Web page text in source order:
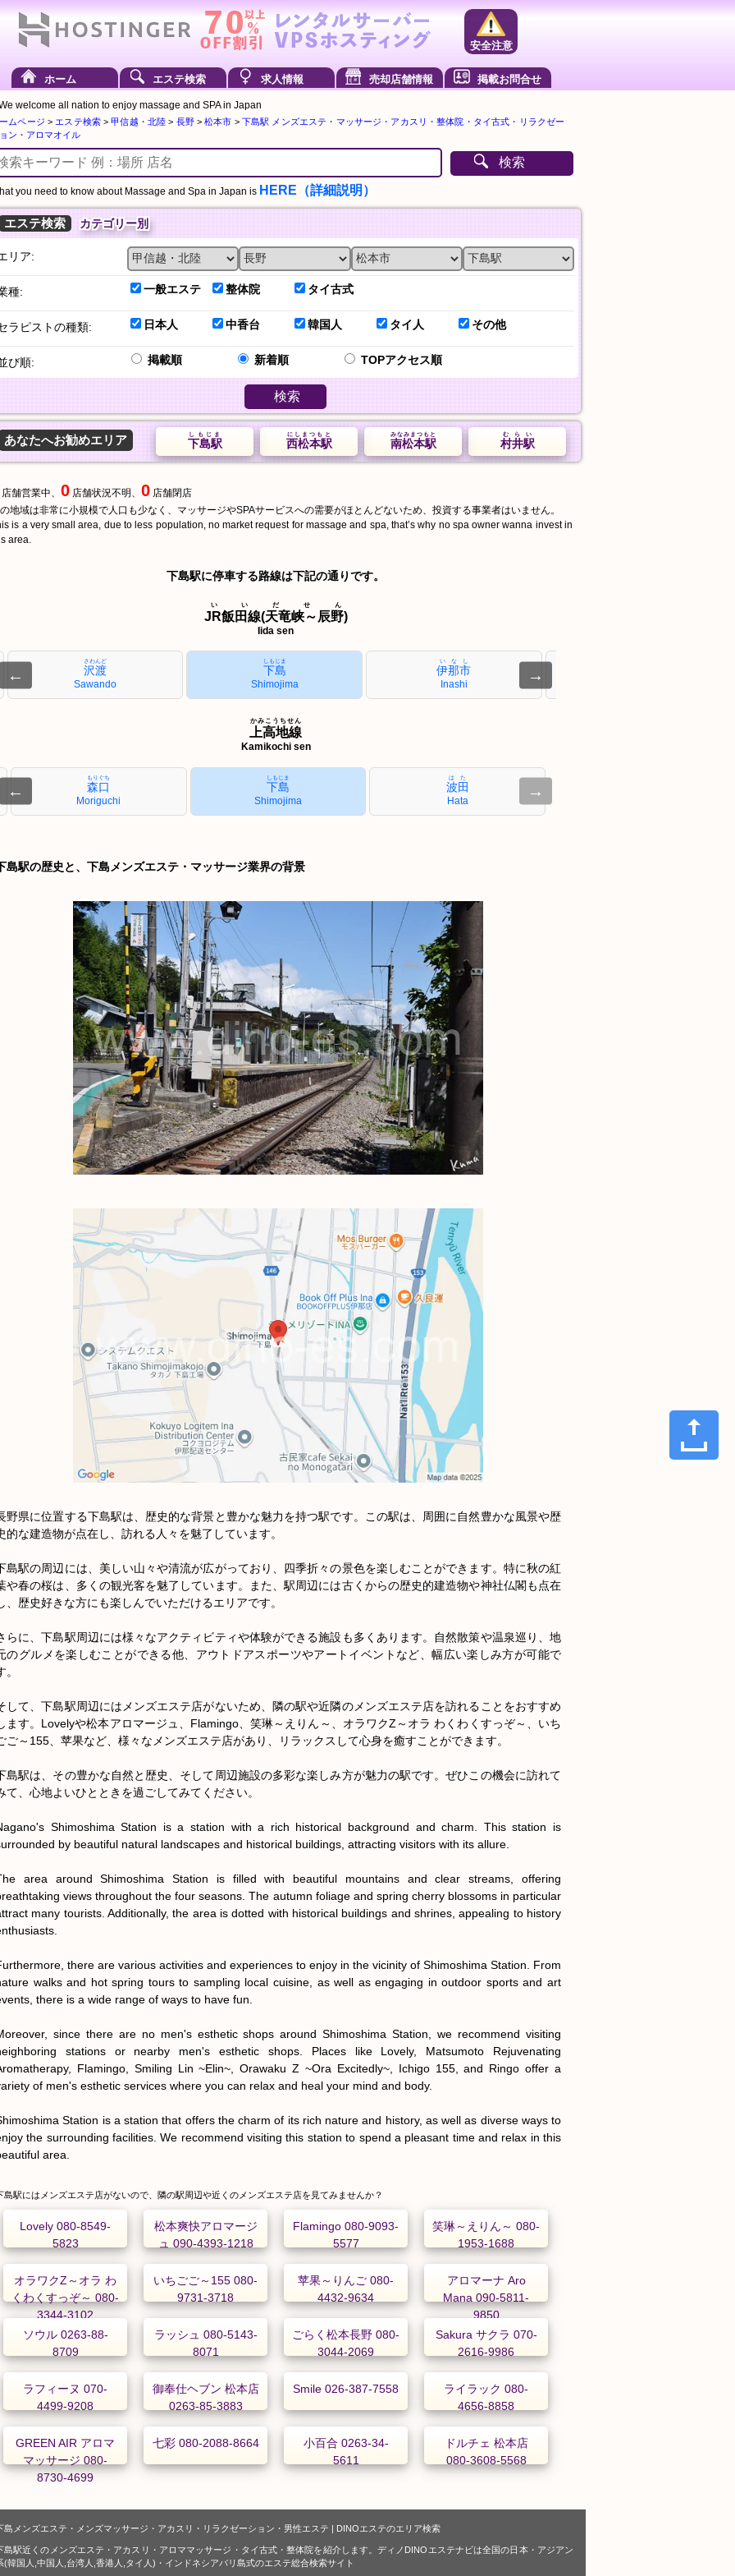
安全注意
ホーム エステ検索 求人情報 売却店舗情報 掲載お問合せ
welcome all nation to enjoy massage and SPA in Japan
ムページ > エステ検索>甲信越・北陸 > 長野>松本市 > 下島駅 メンズエステ・マッサージ・アカスリ・整体院・タイ古式・リラクゼー
ン・アロマオイル
検索
you need to know about Massage and Spa in Japan is HERE（詳細説明）
エステ検索 カテゴリー別
リア:
種: 一般エステ 整体院 タイ古式
ラピストの種類: 日本人 中香台 韓国人 タイ人 その他
び順: 掲載順 新着順 TOPアクセス順
検索
あなたへお勧めエリア 村井駅
むらい
南松本駅
みなみまつもと
西松本駅
にしまつもと
下島駅
しもじま
店舗営業中、 0 店舗状況不明、 0 店舗閉店
地域は非常に小規模で人口も少なく、マッサージやSPAサービスへの需要がほとんどないため、投資する事業者はいません。
is a very small area, due to less population, no market request for massage and spa, that’s why no spa owner wanna invest in
area.
下島駅に停車する路線は下記の通りです。
JR飯田線(天竜峡～辰野)
いいだせん
Iida sen
← 沢渡
さわんど
Sawando
下島
しもじま
Shimojima
伊那市
いなし
Inashi
→
上高地線
かみこうちせん
Kamikochi sen
← 森口
もりぐち
Moriguchi
下島
しもじま
Shimojima
波田
はた
Hata
→
島駅の歴史と、下島メンズエステ・マッサージ業界の背景
野県に位置する下島駅は、歴史的な背景と豊かな魅力を持つ駅です。この駅は、周囲に自然豊かな風景や歴
的な建造物が点在し、訪れる人々を魅了しています。
島駅の周辺には、美しい山々や清流が広がっており、四季折々の景色を楽しむことができます。特に秋の紅
や春の桜は、多くの観光客を魅了しています。また、駅周辺には古くからの歴史的建造物や神社仏閣も点在
、歴史好きな方にも楽しんでいただけるエリアです。
らに、下島駅周辺には様々なアクティビティや体験ができる施設も多くあります。自然散策や温泉巡り、地
のグルメを楽しむことができる他、アウトドアスポーツやアートイベントなど、幅広い楽しみ方が可能で
。
して、下島駅周辺にはメンズエステ店がないため、隣の駅や近隣のメンズエステ店を訪れることをおすすめ
ます。Lovelyや松本アロマージュ、Flamingo、笑琳～えりん～、オラワクZ～オラ わくわくすっぞ～、いち
ご～155、苹果など、様々なメンズエステ店があり、リラックスして心身を癒すことができます。
島駅は、その豊かな自然と歴史、そして周辺施設の多彩な楽しみ方が魅力の駅です。ぜひこの機会に訪れて
て、心地よいひとときを過ごしてみてください。
Shimoshima Station is a station with a rich historical background and charm. This station is
by beautiful natural landscapes and historical buildings, attracting visitors with its allure.
area around Shimoshima Station is filled with beautiful mountains and clear streams, offering
views throughout the four seasons. The autumn foliage and spring cherry blossoms in particular
many tourists. Additionally, the area is dotted with historical buildings and shrines, appealing to history
there are various activities and experiences to enjoy in the vicinity of Shimoshima Station. From
walks and hot spring tours to sampling local cuisine, as well as engaging in outdoor sports and art
there is a wide range of ways to have fun.
since there are no men's esthetic shops around Shimoshima Station, we recommend visiting
stations or nearby men's esthetic shops. Places like Lovely, Matsumoto Rejuvenating
Flamingo, Smiling Lin ~Elin~, Orawaku Z ~Ora Excitedly~, Ichigo 155, and Ringo offer a
of men's esthetic services where you can relax and heal your mind and body.
Station is a station that offers the charm of its rich nature and history, as well as diverse ways to
the surrounding facilities. We recommend visiting this station to spend a pleasant time and relax in this
area.
島駅にはメンズエステ店がないので、隣の駅周辺や近くのメンズエステ店を見てみませんか？
Lovely 080-8549-
5823
松本爽快アロマージ
ュ 090-4393-1218
Flamingo 080-9093-
5577
笑琳～えりん～ 080-
1953-1688
オラワクZ～オラ わ
くわくすっぞ～ 080-
3344-3102
いちごご～155 080-
9731-3718
苹果～りんご 080-
4432-9634
アロマーナ Aro
Mana 090-5811-
9850
ソウル 0263-88-
8709
ラッシュ 080-5143-
8071
ごらく松本長野 080-
3044-2069
Sakura サクラ 070-
2616-9986
ラフィーヌ 070-
4499-9208
御奉仕ヘブン 松本店
0263-85-3883
Smile 026-387-7558
ライラック 080-
4656-8858
GREEN AIR アロマ
マッサージ 080-
8730-4699
七彩 080-2088-8664
小百合 0263-34-
5611
ドルチェ 松本店
080-3608-5568
島メンズエステ・メンズマッサージ・アカスリ・リラクゼーション・男性エステ | DINOエステのエリア検索
島駅近くのメンズエステ・アカスリ・アロママッサージ・タイ古式・整体院を紹介します。ディノDINOエステナビは全国の日本・アジアン
(韓国人,中国人,台湾人,香港人,タイ人)・インドネシアバリ島式のエステ総合検索サイト